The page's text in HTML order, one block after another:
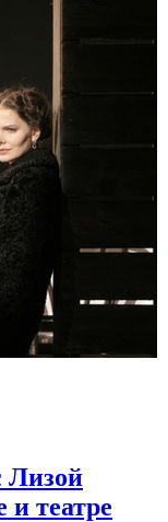
Лизой
и театре